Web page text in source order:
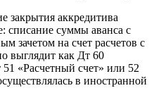
закрытия аккредитива
списание суммы аванса с
зачетом на счет расчетов с
выглядит как Дт 60
«Расчетный счет» или 52
в иностранной